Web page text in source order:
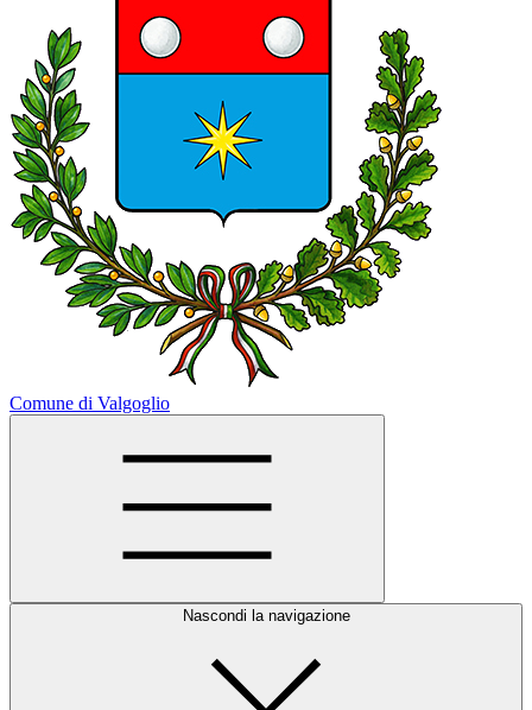
Comune di Valgoglio
Nascondi la navigazione